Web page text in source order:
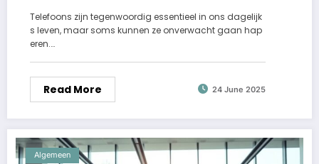
Telefoons zijn tegenwoordig essentieel in ons dagelijk
s leven, maar soms kunnen ze onverwacht gaan hap
eren.…
Read More 24 June 2025
Algemeen